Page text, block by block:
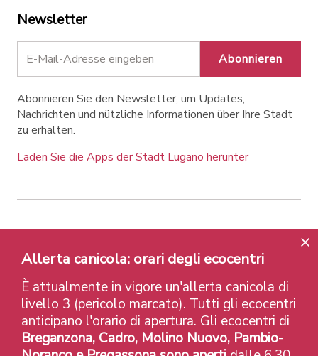
Newsletter
Abonnieren
Abonnieren Sie den Newsletter, um Updates,
Nachrichten und nützliche Informationen über Ihre Stadt
zu erhalten.
Laden Sie die Apps der Stadt Lugano herunter
Contatti Links
Rechtlicher Hinweis
Datenschutzrichtlinie
Labels und Auszeichnungen
Credits
© 2026 Città di Lugano
Allerta canicola: orari degli ecocentri
È attualmente in vigore un'allerta canicola di
livello 3 (pericolo marcato). Tutti gli ecocentri
anticipano l'orario di apertura. Gli ecocentri di
Breganzona, Cadro, Molino Nuovo, Pambio-